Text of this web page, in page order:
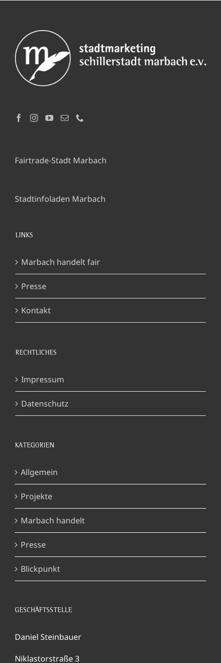
Fairtrade-Stadt Marbach
Stadtinfoladen Marbach
LINKS
Marbach handelt fair
Presse
Kontakt
RECHTLICHES
Impressum
Datenschutz
KATEGORIEN
Allgemein
Projekte
Marbach handelt
Presse
Blickpunkt
GESCHÄFTSSTELLE
Daniel Steinbauer
Niklastorstraße 3